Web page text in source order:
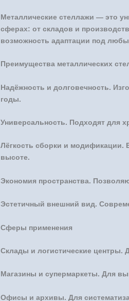
Металлические стеллажи — это
сферах: от складов и
возможность адаптации под
Преимущества металлических
Надёжность и долговечность.
годы.
Универсальность. Подходят для
Лёгкость сборки и модификации.
высоте.
Экономия пространства.
Эстетичный внешний вид.
Сферы применения
Склады и логистические центры.
Магазины и супермаркеты. Для
Офисы и архивы. Для